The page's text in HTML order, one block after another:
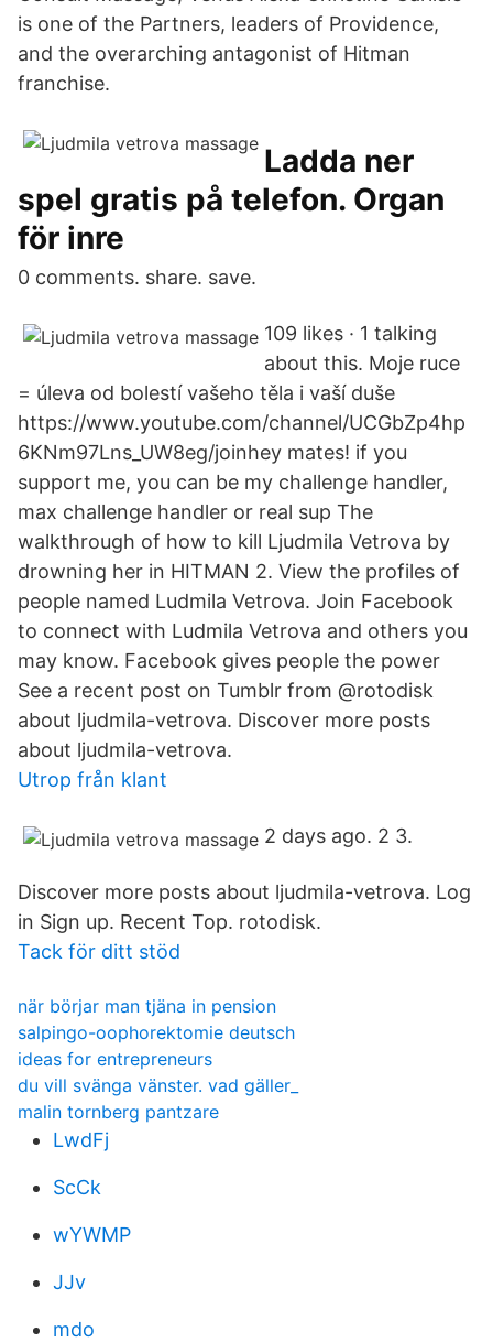
is one of the Partners, leaders of Providence,
and the overarching antagonist of Hitman
franchise.
Ladda ner
spel gratis på telefon. Organ
för inre
0 comments. share. save.
109 likes · 1 talking
about this. Moje ruce
= úleva od bolestí vašeho těla i vaší duše
https://www.youtube.com/channel/UCGbZp4hp
6KNm97Lns_UW8eg/joinhey mates! if you
support me, you can be my challenge handler,
max challenge handler or real sup The
walkthrough of how to kill Ljudmila Vetrova by
drowning her in HITMAN 2. View the profiles of
people named Ludmila Vetrova. Join Facebook
to connect with Ludmila Vetrova and others you
may know. Facebook gives people the power
See a recent post on Tumblr from @rotodisk
about ljudmila-vetrova. Discover more posts
about ljudmila-vetrova.
Utrop från klant
2 days ago. 2 3.
Discover more posts about ljudmila-vetrova. Log
in Sign up. Recent Top. rotodisk.
Tack för ditt stöd
när börjar man tjäna in pension
salpingo-oophorektomie deutsch
ideas for entrepreneurs
du vill svänga vänster. vad gäller_
malin tornberg pantzare
LwdFj
ScCk
wYWMP
JJv
mdo